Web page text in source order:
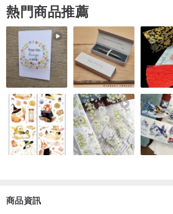
萃取物、糊精)、血橙萃取(血橙萃取、麥芽
美)(糊精、玉米萃取)
▲蔓越莓益生菌:覆盆莓濃縮粉(覆盆莓濃縮
維、蔓越莓萃取物、小麥纖維、洛神花萼萃
孢乳酸菌、赤藻醣醇、石榴萃取物
▲玫瑰膠原蛋白:3000mg魚胜肽膠原蛋白
維生素C)、玫瑰花瓣萃取)
▲益生菌:
熱門商品推薦
商品資訊